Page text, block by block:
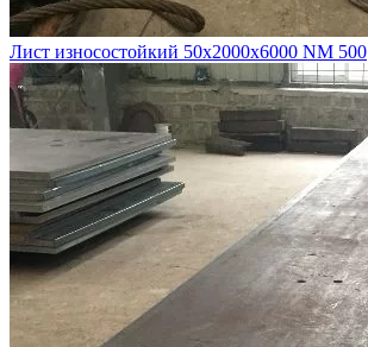
Лист износостойкий 50х2000х6000 NM 500